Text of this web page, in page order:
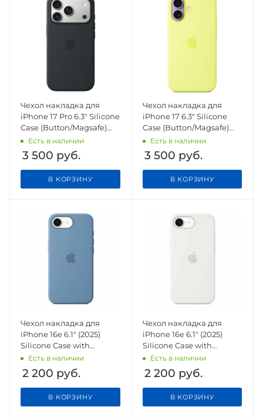
Чехол накладка для
iPhone 17 Pro 6.3" Silicone
Case (Button/Magsafe)
Black
Есть в наличии
3 500 руб.
В КОРЗИНУ
Чехол накладка для
iPhone 17 6.3" Silicone
Case (Button/Magsafe)
Neon Yellow
Есть в наличии
3 500 руб.
В КОРЗИНУ
Чехол накладка для
iPhone 16e 6.1" (2025)
Silicone Case with
Magsafe Winter Blue
Есть в наличии
2 200 руб.
В КОРЗИНУ
Чехол накладка для
iPhone 16e 6.1" (2025)
Silicone Case with
Magsafe White
Есть в наличии
2 200 руб.
В КОРЗИНУ